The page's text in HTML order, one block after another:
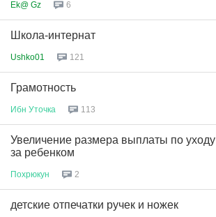
Ek@ Gz 6
Школа-интернат
Ushko01 121
Грамотность
Ибн Уточка 113
Увеличение размера выплаты по уходу
за ребенком
Похрюкун 2
детские отпечатки ручек и ножек